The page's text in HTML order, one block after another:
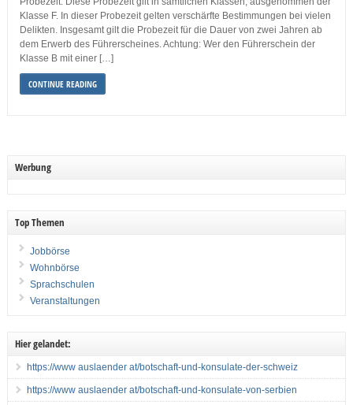
Klasse F. In dieser Probezeit gelten verschärfte Bestimmungen bei vielen
Delikten. Insgesamt gilt die Probezeit für die Dauer von zwei Jahren ab
dem Erwerb des Führerscheines. Achtung: Wer den Führerschein der
Klasse B mit einer […]
CONTINUE READING
Werbung
Top Themen
Jobbörse
Wohnbörse
Sprachschulen
Veranstaltungen
Hier gelandet:
https://www auslaender at/botschaft-und-konsulate-der-schweiz
https://www auslaender at/botschaft-und-konsulate-von-serbien